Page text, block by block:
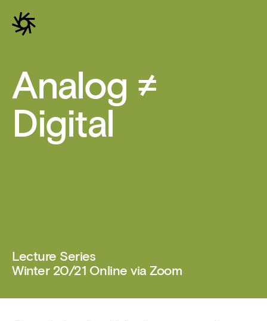
Analog ≠
Digital
Lecture Series
Winter 20/21 Online via Zoom